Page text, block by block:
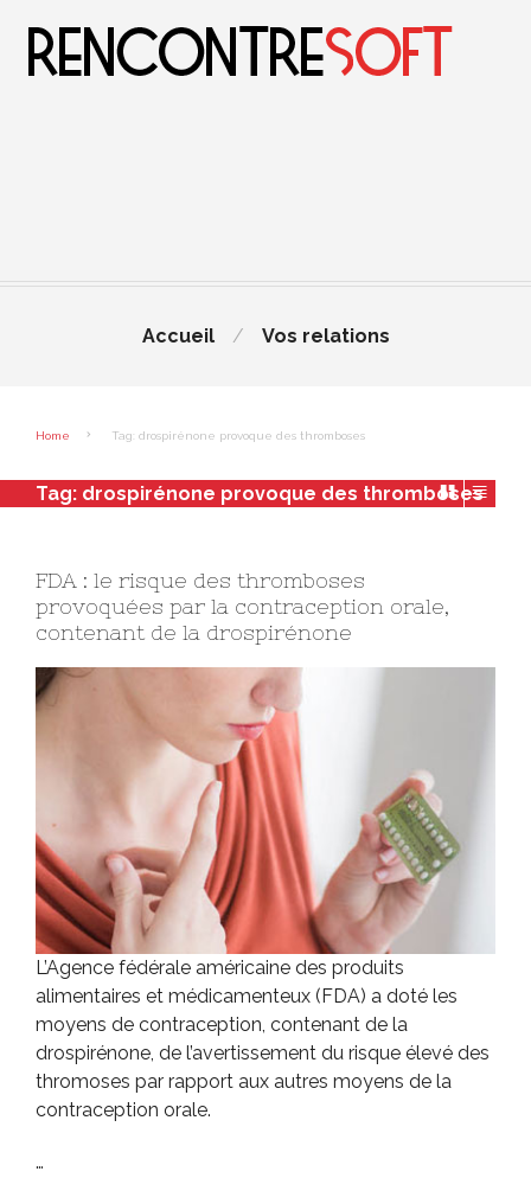
Accueil Vos relations
Home Tag: drospirénone provoque des thromboses
Tag: drospirénone provoque des thromboses
FDA : le risque des thromboses
provoquées par la contraception orale,
contenant de la drospirénone
L’Agence fédérale américaine des produits
alimentaires et médicamenteux (FDA) a doté les
moyens de contraception, contenant de la
drospirénone, de l’avertissement du risque élevé des
thromoses par rapport aux autres moyens de la
contraception orale.
…